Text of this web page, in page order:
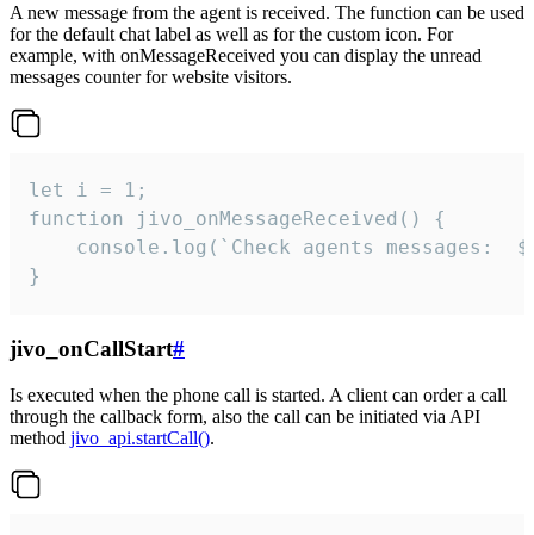
A new message from the agent is received. The function can be used
for the default chat label as well as for the custom icon. For
example, with onMessageReceived you can display the unread
messages counter for website visitors.
let i = 1;
function jivo_onMessageReceived() {
}
jivo_onCallStart#
Is executed when the phone call is started. A client can order a call
through the callback form, also the call can be initiated via API
method jivo_api.startCall().